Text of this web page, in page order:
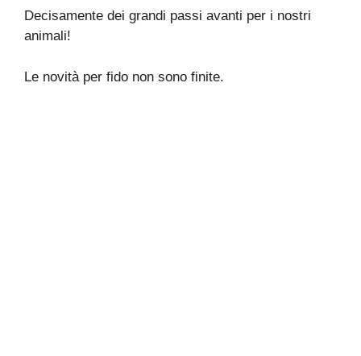
Decisamente dei grandi passi avanti per i nostri
animali!
Le novità per fido non sono finite.